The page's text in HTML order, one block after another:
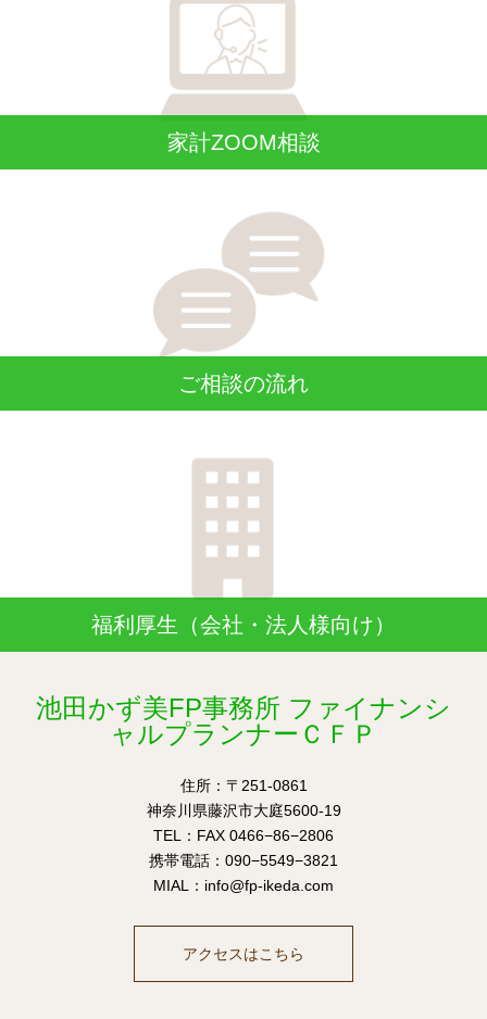
家計ZOOM相談
ご相談の流れ
福利厚生（会社・法人様向け）
池田かず美FP事務所 ファイナンシ
ャルプランナーＣＦＰ
住所：〒251-0861
神奈川県藤沢市大庭5600-19
TEL：FAX 0466−86−2806
携帯電話：090−5549−3821
MIAL：info@fp-ikeda.com
アクセスはこちら